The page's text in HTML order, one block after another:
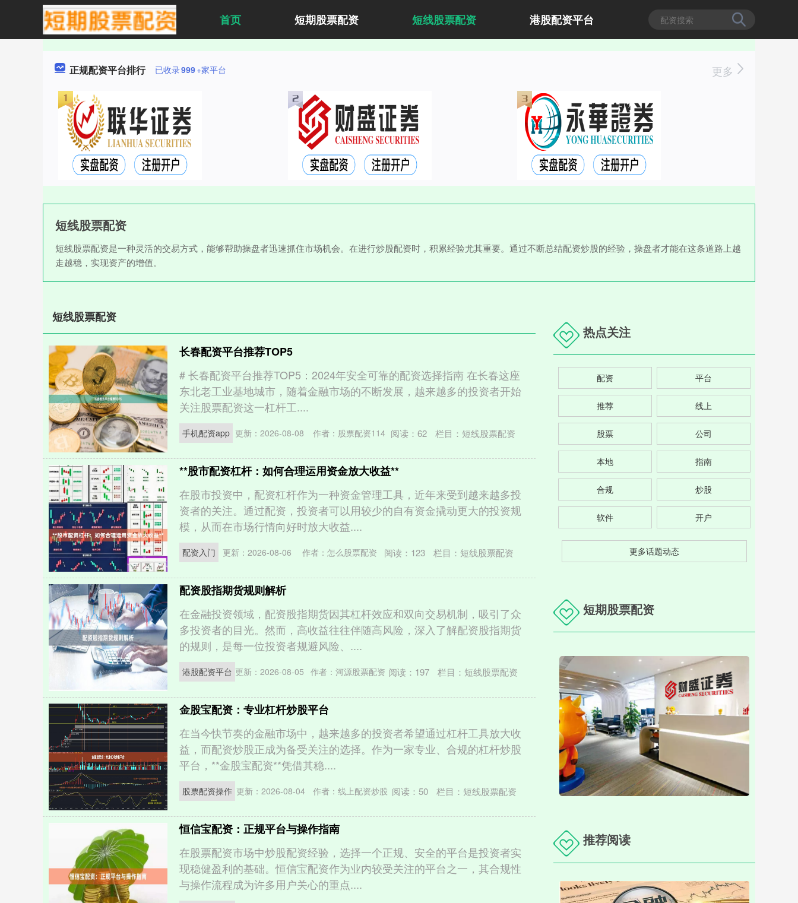
首页 短期股票配资 短线股票配资 港股配资平台
正规配资平台排行 已收录999+家平台 更多
短线股票配资
短线股票配资是一种灵活的交易方式，能够帮助操盘者迅速抓住市场机会。在进行炒股配资时，积累经验尤其重要。通过不断总结配资炒股的经验，操盘者才能在这条道路上越
走越稳，实现资产的增值。
短线股票配资
长春配资平台推荐TOP5
# 长春配资平台推荐TOP5：2024年安全可靠的配资选择指南 在长春这座
东北老工业基地城市，随着金融市场的不断发展，越来越多的投资者开始
关注股票配资这一杠杆工....
手机配资app 更新：2026-08-08 作者：股票配资114 阅读： 62 栏目： 短线股票配资
**股市配资杠杆：如何合理运用资金放大收益**
在股市投资中，配资杠杆作为一种资金管理工具，近年来受到越来越多投
资者的关注。通过配资，投资者可以用较少的自有资金撬动更大的投资规
模，从而在市场行情向好时放大收益....
配资入门 更新：2026-08-06 作者：怎么股票配资 阅读： 123 栏目： 短线股票配资
配资股指期货规则解析
在金融投资领域，配资股指期货因其杠杆效应和双向交易机制，吸引了众
多投资者的目光。然而，高收益往往伴随高风险，深入了解配资股指期货
的规则，是每一位投资者规避风险、....
港股配资平台 更新：2026-08-05 作者：河源股票配资 阅读： 197 栏目： 短线股票配资
金股宝配资：专业杠杆炒股平台
在当今快节奏的金融市场中，越来越多的投资者希望通过杠杆工具放大收
益，而配资炒股正成为备受关注的选择。作为一家专业、合规的杠杆炒股
平台，**金股宝配资**凭借其稳....
股票配资操作 更新：2026-08-04 作者：线上配资炒股 阅读： 50 栏目： 短线股票配资
恒信宝配资：正规平台与操作指南
在股票配资市场中炒股配资经验，选择一个正规、安全的平台是投资者实
现稳健盈利的基础。恒信宝配资作为业内较受关注的平台之一，其合规性
与操作流程成为许多用户关心的重点....
热点关注
配资 平台
推荐 线上
股票 公司
本地 指南
合规 炒股
软件 开户
更多话题动态
短期股票配资
推荐阅读